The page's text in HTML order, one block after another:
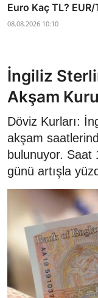
Euro Kaç TL?
08.08.2026 10:10
İngiliz
Akşam
Döviz Kurları:
akşam
bulunuyor. Saat
günü artışla